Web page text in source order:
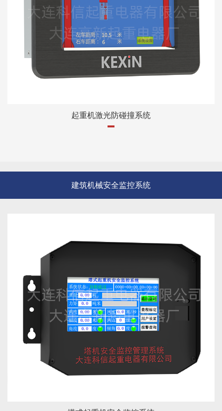
起重机激光防碰撞系统
建筑机械安全监控系统